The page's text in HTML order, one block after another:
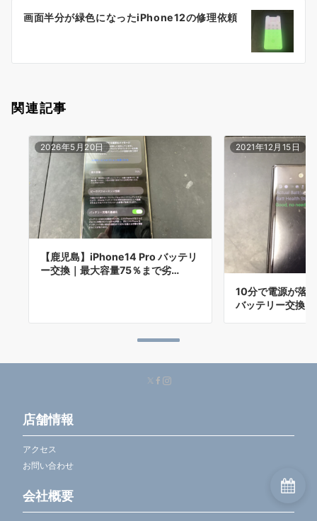
ン
画面半分が緑色になったiPhone12の修理依頼
関連記事
2026年5月20日
【鹿児島】iPhone14 Pro バッテリ
ー交換｜最大容量75％まで劣…
2021年12月15日
10分で電源が落
バッテリー交換
店舗情報
アクセス
お問い合わせ
会社概要